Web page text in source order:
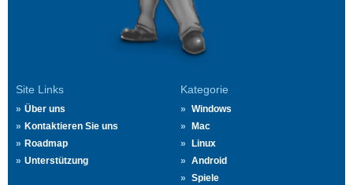
Site Links
Über uns
Kontaktieren Sie uns
Roadmap
Unterstützung
Kategorie
Windows
Mac
Linux
Android
Spiele